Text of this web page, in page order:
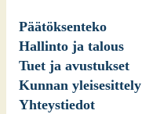
Päätöksenteko
Hallinto ja talous
Tuet ja avustukset
Kunnan yleisesittely
Yhteystiedot